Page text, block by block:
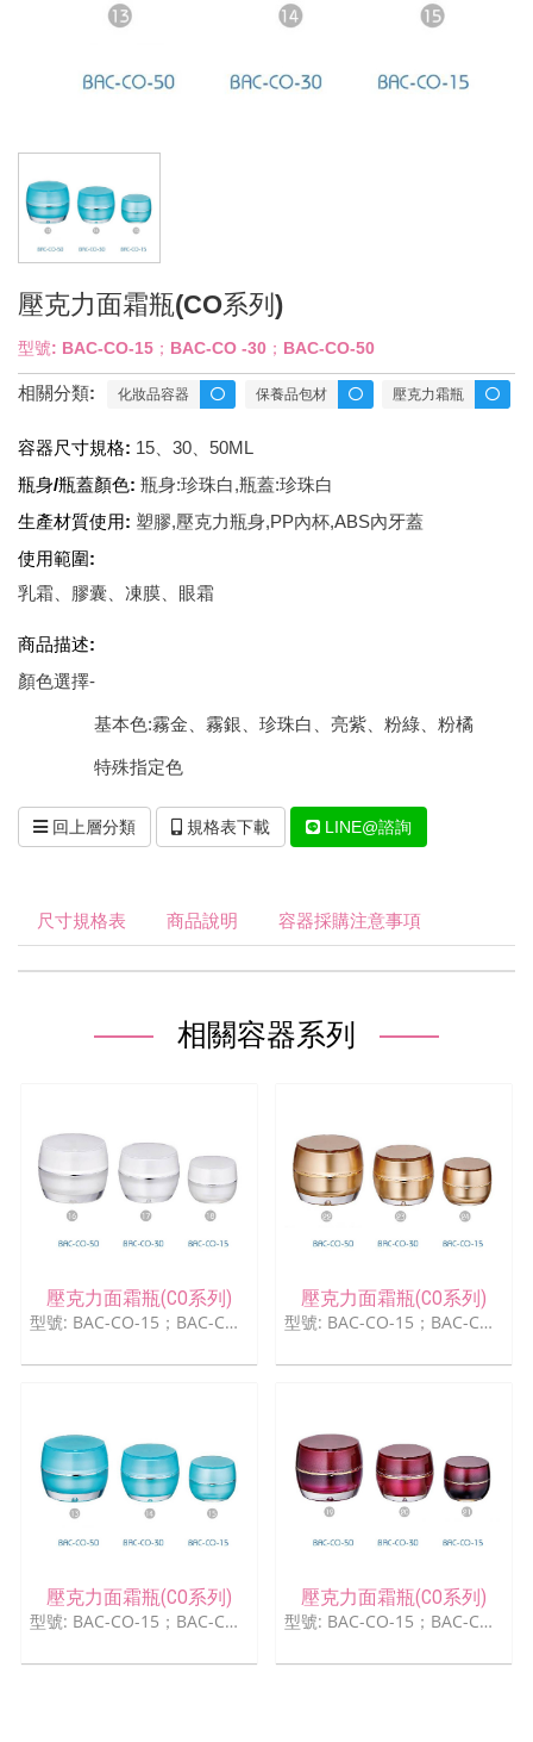
壓克力面霜瓶(CO系列)
型號: BAC-CO-15；BAC-CO -30；BAC-CO-50
相關分類: 化妝品容器 保養品包材 壓克力霜瓶
容器尺寸規格: 15、30、50ML
瓶身/瓶蓋顏色: 瓶身:珍珠白,瓶蓋:珍珠白
生產材質使用: 塑膠,壓克力瓶身,PP內杯,ABS內牙蓋
使用範圍:
乳霜、膠囊、凍膜、眼霜
商品描述:
顏色選擇-
基本色:霧金、霧銀、珍珠白、亮紫、粉綠、粉橘
特殊指定色
回上層分類 規格表下載 LINE@諮詢
尺寸規格表 商品說明 容器採購注意事項
相關容器系列
壓克力面霜瓶(CO系列)
型號: BAC-CO-15；BAC-CO -30；BAC-CO-50
壓克力面霜瓶(CO系列)
型號: BAC-CO-15；BAC-CO -30；BAC-CO-50
壓克力面霜瓶(CO系列)
型號: BAC-CO-15；BAC-CO -30；BAC-CO-50
壓克力面霜瓶(CO系列)
型號: BAC-CO-15；BAC-CO -30；BAC-CO-50